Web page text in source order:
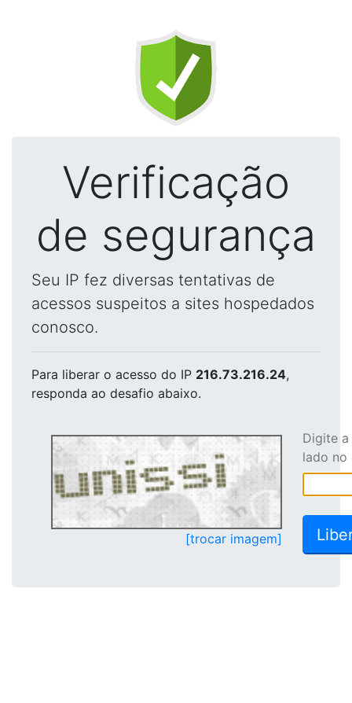
Verificação
de segurança
Seu IP fez diversas tentativas de
acessos suspeitos a sites hospedados
conosco.
Para liberar o acesso do IP 216.73.216.24,
responda ao desafio abaixo.
[trocar imagem]
Digite
lado no